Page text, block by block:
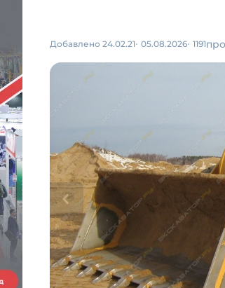
Добавлено 24.02.21 05.08.2026 1191